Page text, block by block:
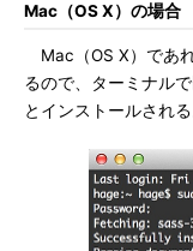
Mac（OS X）の場合
Mac（OS X）であ
るので、ターミナル
とインストールされる